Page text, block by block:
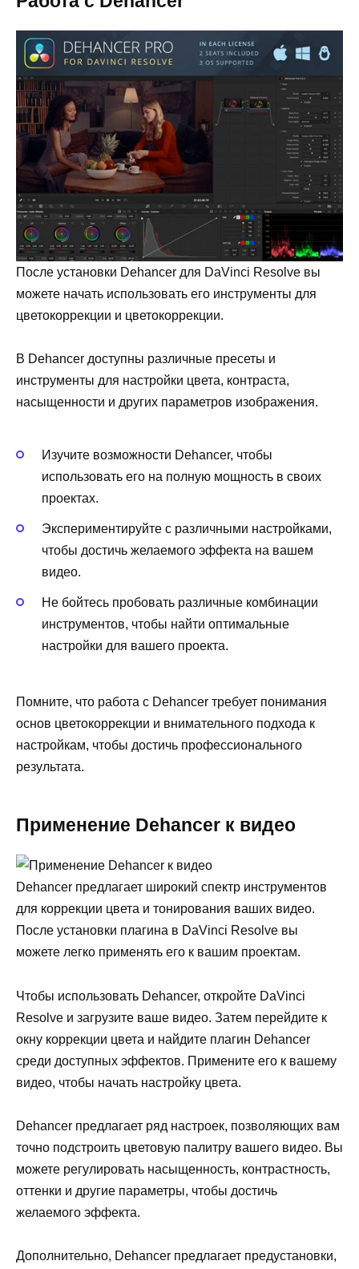
После установки Dehancer для DaVinci Resolve вы
можете начать использовать его инструменты для
цветокоррекции и цветокоррекции.
В Dehancer доступны различные пресеты и
инструменты для настройки цвета, контраста,
насыщенности и других параметров изображения.
Изучите возможности Dehancer, чтобы
использовать его на полную мощность в своих
проектах.
Экспериментируйте с различными настройками,
чтобы достичь желаемого эффекта на вашем
видео.
Не бойтесь пробовать различные комбинации
инструментов, чтобы найти оптимальные
настройки для вашего проекта.
Помните, что работа с Dehancer требует понимания
основ цветокоррекции и внимательного подхода к
настройкам, чтобы достичь профессионального
результата.
Применение Dehancer к видео
Dehancer предлагает широкий спектр инструментов
для коррекции цвета и тонирования ваших видео.
После установки плагина в DaVinci Resolve вы
можете легко применять его к вашим проектам.
Чтобы использовать Dehancer, откройте DaVinci
Resolve и загрузите ваше видео. Затем перейдите к
окну коррекции цвета и найдите плагин Dehancer
среди доступных эффектов. Примените его к вашему
видео, чтобы начать настройку цвета.
Dehancer предлагает ряд настроек, позволяющих вам
точно подстроить цветовую палитру вашего видео. Вы
можете регулировать насыщенность, контрастность,
оттенки и другие параметры, чтобы достичь
желаемого эффекта.
Дополнительно, Dehancer предлагает предустановки,